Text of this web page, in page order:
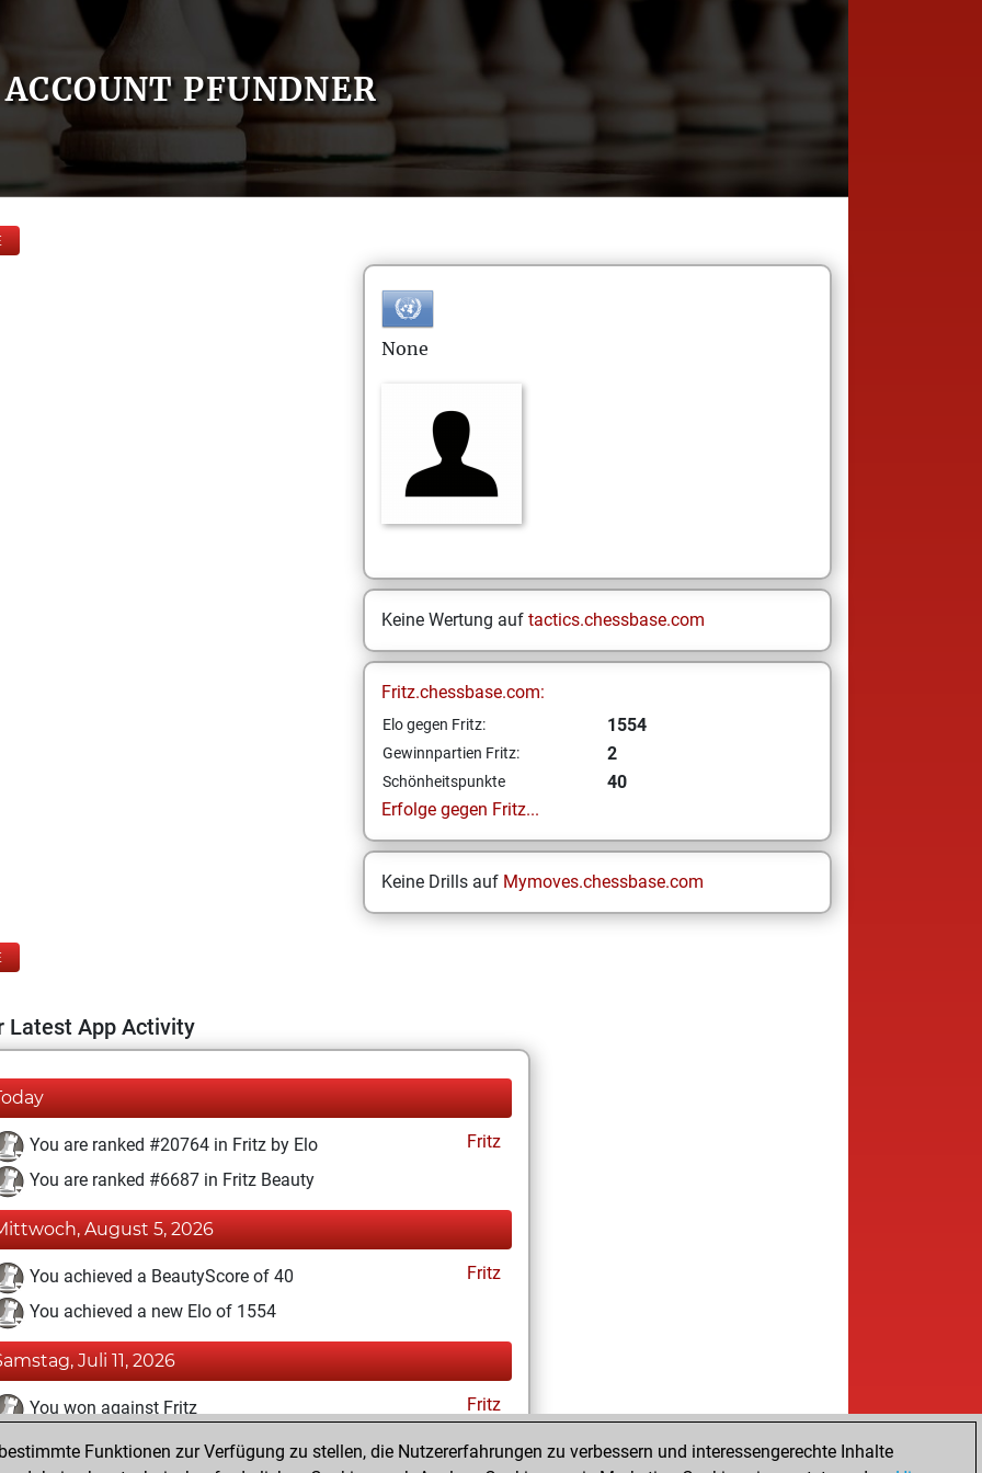
ACCOUNT PFUNDNER
None
Keine Wertung auf tactics.chessbase.com
Fritz.chessbase.com:
Elo gegen Fritz: 1554
Gewinnpartien Fritz: 2
Schönheitspunkte
40
Erfolge gegen Fritz...
Keine Drills auf Mymoves.chessbase.com
Latest App Activity
You are ranked #20764 in Fritz by Elo
Fritz
You are ranked #6687 in Fritz Beauty
August 5, 2026
You achieved a BeautyScore of 40
Fritz
You achieved a new Elo of 1554
Juli 11, 2026
You won against Fritz Fritz
Montag, August 9, 2021
Funktionen zur Verfügung zu stellen, die Nutzererfahrungen zu verbessern und interessengerechte Inhalte